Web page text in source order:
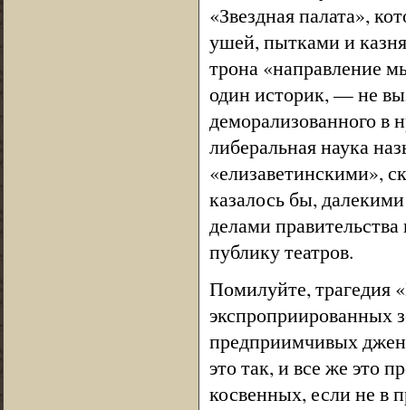
«Звездная палата»,
ушей, пытками и
трона «направление
один историк, — не
деморализованного в
либеральная наука
«елизаветинскими»,
казалось бы,
делами
публику театров.
Помилуйте, трагедия
экспроприированных
предприимчивых
это так, и все же это
косвенных, если не в